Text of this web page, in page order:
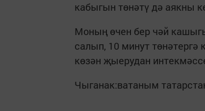
кабыгын төнәтү дә аякны
Моның өчен бер чәй
салып, 10 минут
көзән җыерудан
Чыганак:ватаным